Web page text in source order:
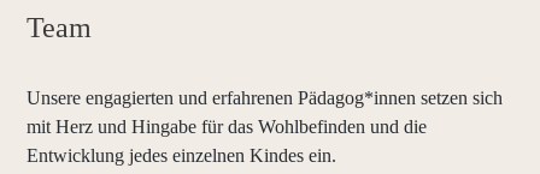
Team
Unsere engagierten und erfahrenen Pädagog*innen setzen sich
mit Herz und Hingabe für das Wohlbefinden und die
Entwicklung jedes einzelnen Kindes ein.